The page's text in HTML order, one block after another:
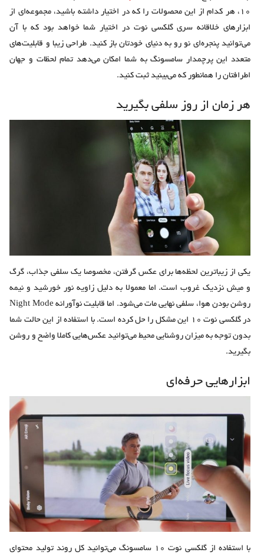
10، هر کدام از این محصولات را که در اختیار داشته باشید، مجموعه‌ای از
ابزارهای خلاقانه سری گلکسی نوت در اختیار شما خواهد بود که با آن
می‌توانید پنجره‌ای نو رو به دنیای خودتان باز کنید. طراحی زیبا و قابلیت‌های
متعدد این پرچمدار سامسونگ به شما امکان می‌دهد تمام لحظات و جهان
اطرافتان را همانطور که می‌بینید ثبت کنید.
هر زمان از روز سلفی بگیرید
یکی از زیباترین لحظه‌ها برای عکس گرفتن، مخصوصا یک سلفی جذاب، گرگ
و میش نزدیک غروب است. اما معمولا به دلیل زاویه نور خورشید و نیمه
روشن بودن هوا، سلفی نهایی مات می‌شود. اما قابلیت نوآورانه Night Mode
در گلکسی نوت 10 این مشکل را حل کرده است. با استفاده از این حالت شما
بدون توجه به میزان روشنایی محیط می‌توانید عکس‌هایی کاملا واضح و روشن
بگیرید.
ابزارهایی حرفه‌ای
با استفاده از گلکسی نوت 10 سامسونگ می‌توانید کل روند تولید محتوای